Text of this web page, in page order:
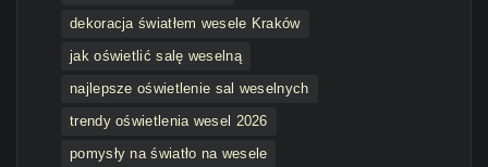
dekoracja światłem wesele Kraków
jak oświetlić salę weselną
najlepsze oświetlenie sal weselnych
trendy oświetlenia wesel 2026
pomysły na światło na wesele